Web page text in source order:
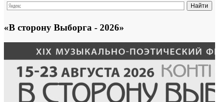
«В сторону Выборга - 2026»